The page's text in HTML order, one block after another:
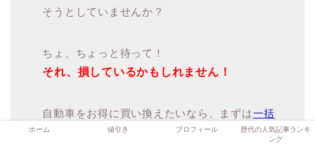
そうとしていませんか？
ちょ、ちょっと待って！
それ、損しているかもしれません！
自動車をお得に買い換えたいなら、まずは一括
査定
を試すべきです。
ホーム 値引き プロフィール
歴代の人気記事ランキ
ング